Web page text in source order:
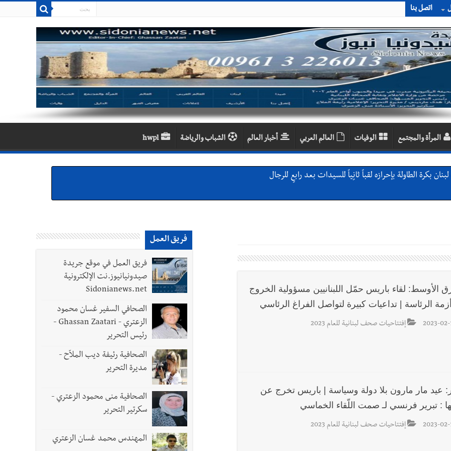
اتصل بنا
المرأة والمجتمع الوفيات العالم العربي أخبار العالم الشباب والرياضة hwpl
بكرة الطاولة بإحرازه لقباً ثانٍياً للسيدات بعد رابعٍ للرجال
لبنان بكرة الطاولة للرجال للعام الرابع على التوالي
ورشة تقنية حول الحد من النفايات البحرية وشباك الصيد المهملة
التعازي بوفاة الراحل ميشال معلولي
طفيفة نتيجة استهداف إسرائيلي معادٍ لجرافة للجيش في بلدة المنصوري - صور
للجيش اللبناني خلال عملها في المنصوري ومعلومات أولية عن اصابة أحد العسكريين
تحت شعار حماية البيئة والأولوية اليوم للتخفيف من معاناة المواطنين
الأوسط: لقاء باريس حمّل اللبنانيين مسؤولية الخروج
الرئاسة | تداعيات كبيرة لتواصل الفراغ الرئاسي
2023-02- إفتتاحيات صحف لبنانية للعام 2023
عيد مار مارون بلا دولة وسياسة | باريس تخرج عن
: تبرير فرنسي لـ صمت اللّقاء الخماسي
2023-02- إفتتاحيات صحف لبنانية للعام 2023
فريق العمل
فريق العمل في موقع جريدة
صيدونيانيوز.نت الإلكترونية
Sidonianews.net
الصحافي السفير غسان محمود
الزعتري - Ghassan Zaatari -
رئيس التحرير
الصحافية رئيفة ديب الملاّح -
مديرة التحرير
الصحافية منى محمود الزعتري -
سكرتير التحرير
المهندس محمد غسان الزعتري